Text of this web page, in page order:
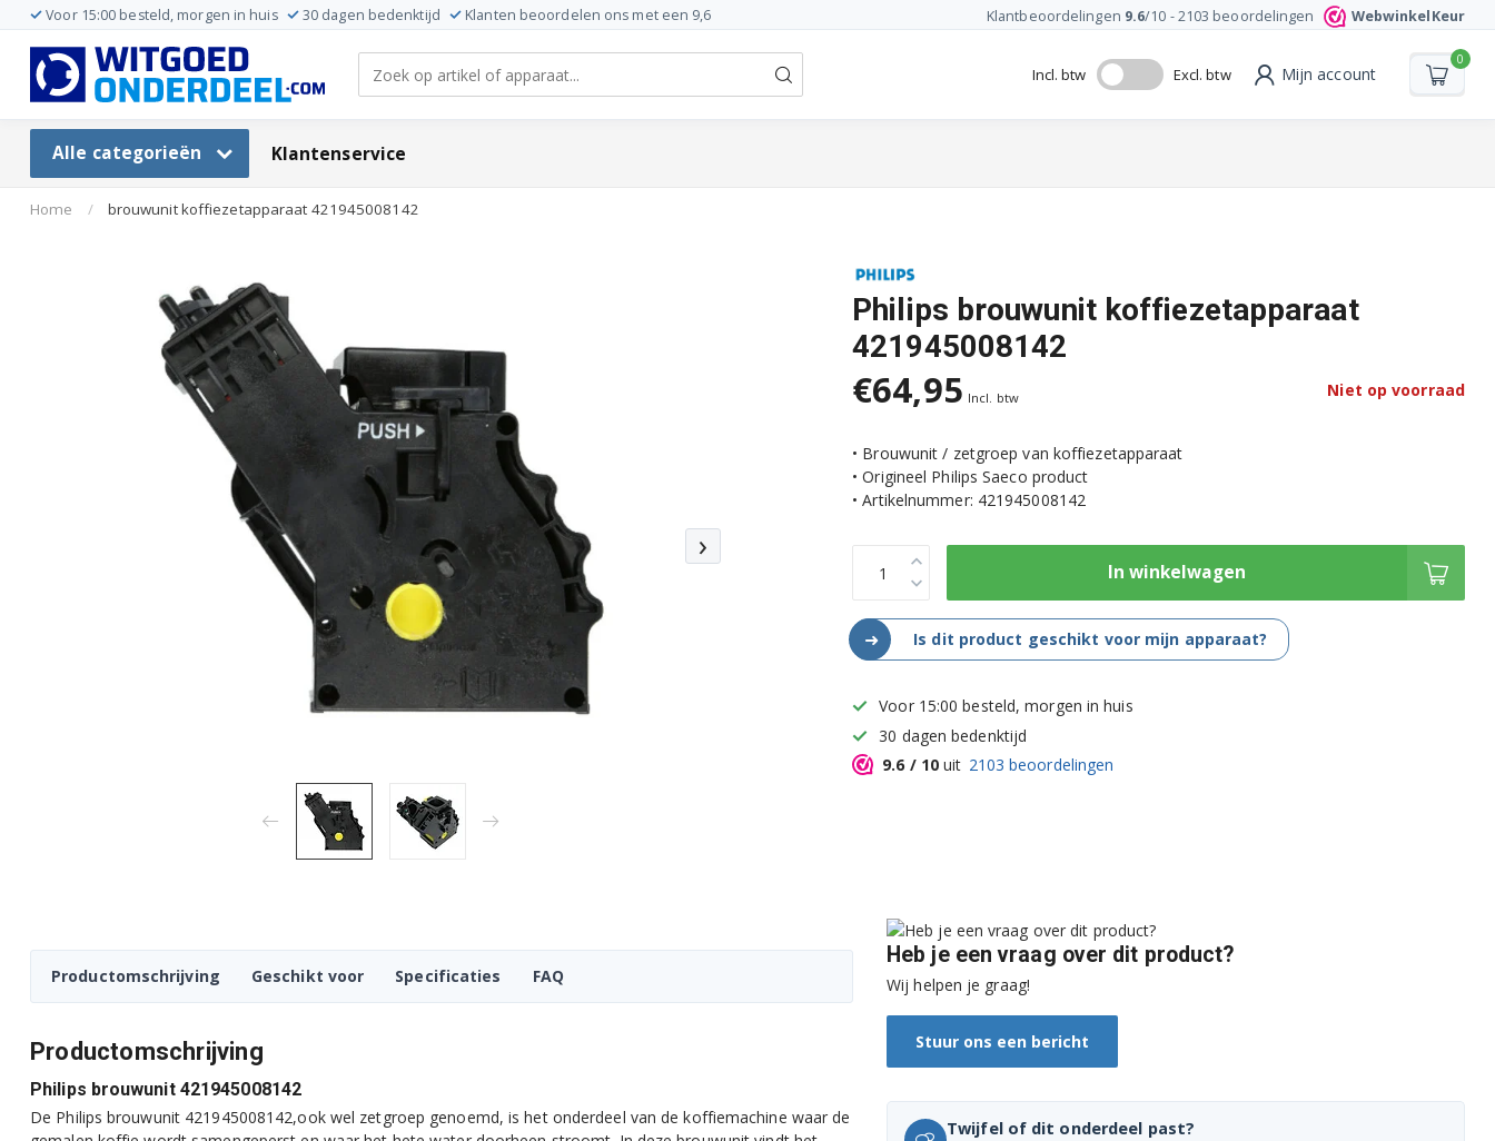
Voor 15:00 besteld, morgen in huis 30 dagen bedenktijd Klanten beoordelen ons met een 9,6 Klantbeoordelingen 9.6/10 -2103 beoordelingen WebwinkelKeur
Incl. btw Excl. btw Mijn account
0
Alle categorieën Klantenservice
Home / brouwunit koffiezetapparaat 421945008142
›
Philips brouwunit koffiezetapparaat
421945008142
€64,95 Incl. btw Niet op voorraad
• Brouwunit / zetgroep van koffiezetapparaat
• Origineel Philips Saeco product
• Artikelnummer: 421945008142
In winkelwagen
➜ Is dit product geschikt voor mijn apparaat?
Voor 15:00 besteld, morgen in huis
30 dagen bedenktijd
9.6 / 10 uit 2103 beoordelingen
Productomschrijving Geschikt voor Specificaties FAQ
Productomschrijving
Philips brouwunit 421945008142
De Philips brouwunit 421945008142,ook wel zetgroep genoemd, is het onderdeel van de koffiemachine waar de
Heb je een vraag over dit product?
Wij helpen je graag!
Stuur ons een bericht
Twijfel of dit onderdeel past?